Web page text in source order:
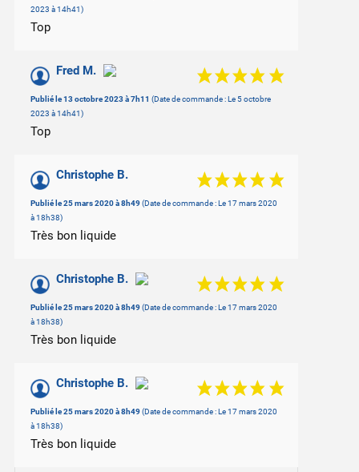
2023 à 14h41)
Top
Fred M.
Publié le 13 octobre 2023 à 7h11 (Date de commande : Le 5 octobre
2023 à 14h41)
Top
Christophe B.
Publié le 25 mars 2020 à 8h49(Date de commande : Le 17 mars 2020
à 18h38)
Très bon liquide
Christophe B.
Publié le 25 mars 2020 à 8h49(Date de commande : Le 17 mars 2020
à 18h38)
Très bon liquide
Christophe B.
Publié le 25 mars 2020 à 8h49(Date de commande : Le 17 mars 2020
à 18h38)
Très bon liquide